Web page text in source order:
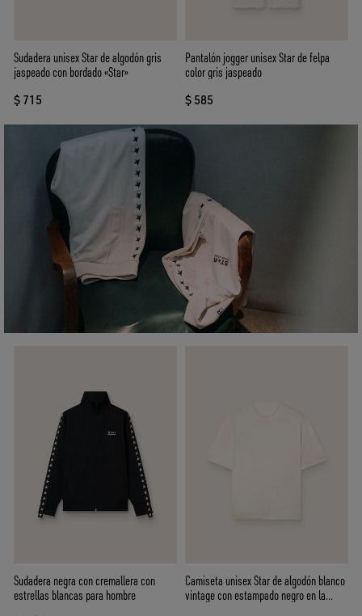
Sudadera unisex Star de algodón gris
jaspeado con bordado «Star»
$ 715
Pantalón jogger unisex Star de felpa
color gris jaspeado
$ 585
Sudadera negra con cremallera con
estrellas blancas para hombre
Camiseta unisex Star de algodón blanco
vintage con estampado negro en la